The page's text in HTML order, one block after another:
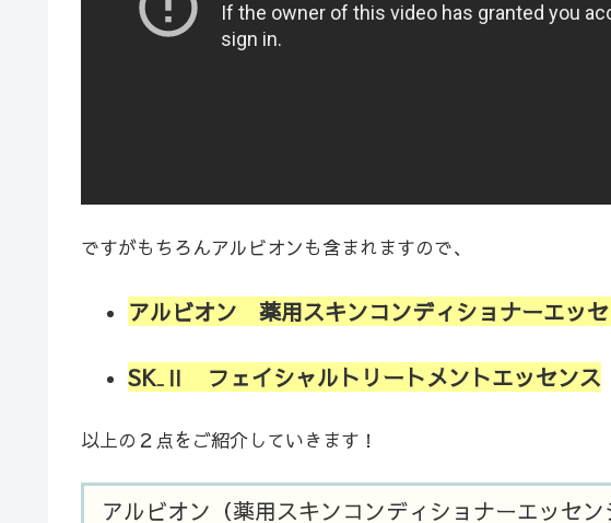
ですがもちろんアルビオンも含まれますので、
アルビオン 薬用スキンコンディショナーエッ
SK₋Ⅱ フェイシャルトリートメントエッセンス
以上の２点をご紹介していきます！
アルビオン（薬用スキンコンディショナーエッセン